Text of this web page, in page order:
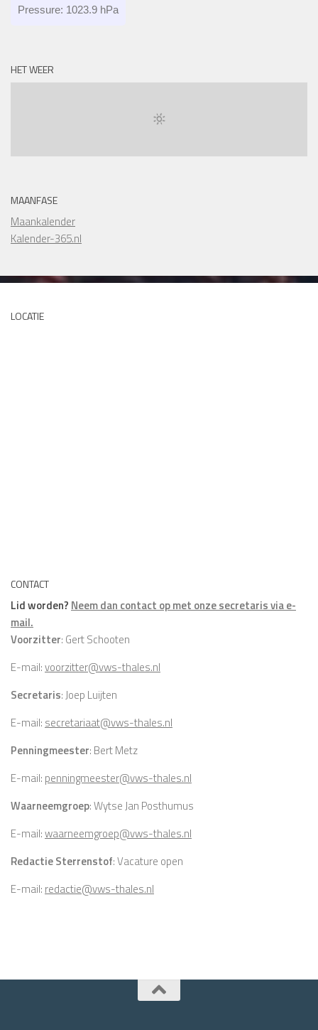
Pressure: 1023.9 hPa
HET WEER
MAANFASE
Maankalender
Kalender-365.nl
LOCATIE
CONTACT
Lid worden? Neem dan contact op met onze secretaris via e-
mail.
Voorzitter: Gert Schooten
E-mail:voorzitter@vws-thales.nl
Secretaris: Joep Luijten
E-mail: secretariaat@vws-thales.nl
Penningmeester: Bert Metz
E-mail: penningmeester@vws-thales.nl
Waarneemgroep: Wytse Jan Posthumus
E-mail:waarneemgroep@vws-thales.nl
Redactie Sterrenstof: Vacature open
E-mail: redactie@vws-thales.nl